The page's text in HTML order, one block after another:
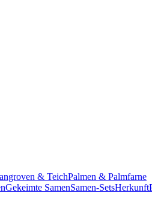
& TeichPalmen & Palmfarne
Gekeimte SamenSamen-SetsHerkunft